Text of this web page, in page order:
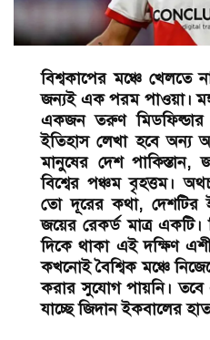
বিশ্বকাপের মঞ্চে খেলতে
জন্যই এক পরম পাওয়া।
একজন তরুণ মিডফিল্ডার
ইতিহাস লেখা হবে অন্য
মানুষের দেশ পাকিস্তান,
বিশ্বের পঞ্চম বৃহত্তম।
তো দূরের কথা, দেশটির
জয়ের রেকর্ড মাত্র একটি।
দিকে থাকা এই দক্ষিণ
কখনোই বৈশ্বিক মঞ্চে
করার সুযোগ পায়নি।
যাচ্ছে জিদান ইকবালের